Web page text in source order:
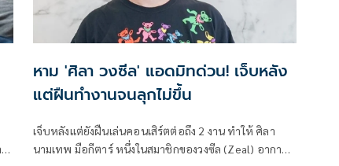
หาม 'ศิลา วงซีล' แอดมิทด่วน! เจ็บหลัง
แต่ฝืนทำงานจนลุกไม่ขึ้น
เจ็บหลังแต่ยังฝืนเล่นคอนเสิร์ตต่อถึง 2 งาน ทำให้ ศิลา
นามเทพ มือกีตาร์ หนึ่งในสมาชิกของวงซีล (Zeal) อาการ